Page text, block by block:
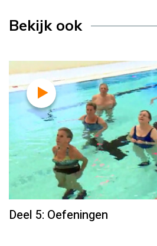
Bekijk ook
Deel 5: Oefeningen